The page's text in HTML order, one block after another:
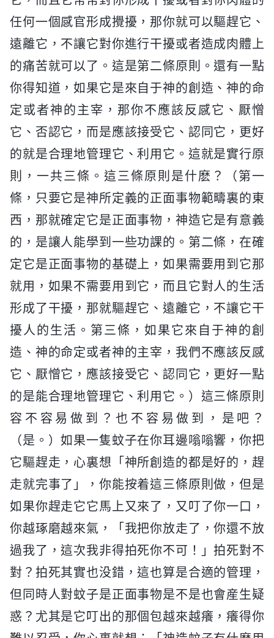
任何一個感官形成攪擾，那你就可以驅趕它、
遠離它，不讓它對你進行干擾或者造成肉體上
的痛苦就可以了。這是第二條原則。還有一點
你得知道，如果它是來自于神的創造、神的命
定或者神的主宰，那你不應該反感它、厭憎
它、否認它，而是應該接受它、認同它，更好
的就是合理地管理它、利用它。這就是實行原
則，一共三條。這三條原則是什麽？（第一
條，只要它是神所定義的正面事物範疇裏的東
西，那就確定它是正面事物，神造它是有意義
的，是讓人能學到一些功課的。第二條，在確
定它是正面事物的基礎上，如果需要用到它那
就用，如果不需要用到它，而且它對人的生活
形成了干擾，那就驅趕它、遠離它，不讓它干
擾人的生活。第三條，如果它來自于神的創
造、神的命定或者神的主宰，我們不應該反感
它、厭憎它，應該接受它、認同它，更好一點
的是能合理地管理它、利用它。）這三條原則
容不容易做到？也不容易做到，是吧？
（是。）如果一隻蚊子在你耳邊嗡嗡響，你把
它驅趕走，心裏想「神所創造的都是好的，趕
走就完事了」，你能按着這三條原則做，但是
如果你趕走它它馬上又來了，又叮了你一口，
你越琢磨越來氣，「我把你放走了，你還不放
過我了，這次我非得拍死你不可！」拍死對不
對？拍死其實也没錯，這也算是合適的管理，
但同時人對蚊子是正面事物是不是也會産生疑
惑？尤其是它叮出的那個包越來越癢，癢得你